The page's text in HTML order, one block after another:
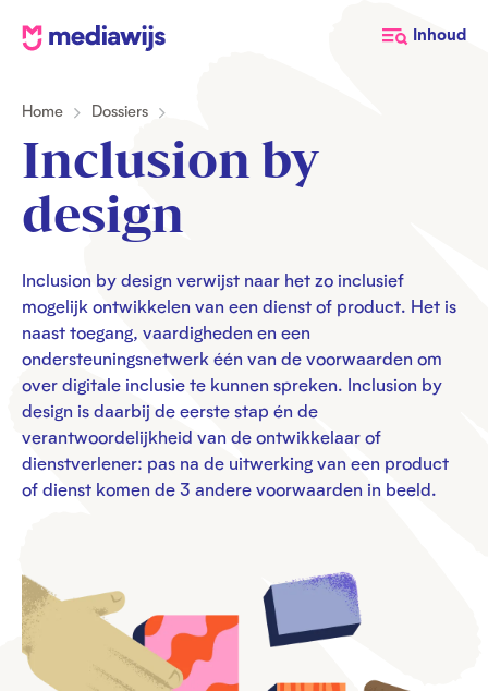
M
i
w
Inhoud
Home Dossiers
Inclusion by
design
Inclusion by design verwijst naar het zo inclusief
mogelijk ontwikkelen van een dienst of product. Het is
naast toegang, vaardigheden en een
ondersteuningsnetwerk één van de voorwaarden om
over digitale inclusie te kunnen spreken. Inclusion by
design is daarbij de eerste stap én de
verantwoordelijkheid van de ontwikkelaar of
dienstverlener: pas na de uitwerking van een product
of dienst komen de 3 andere voorwaarden in beeld.